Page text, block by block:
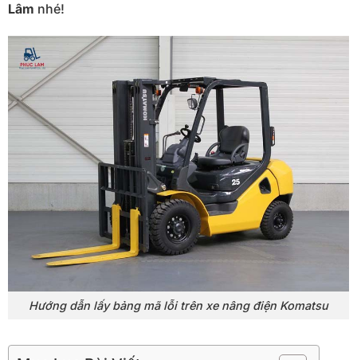
Lâm nhé!
Hướng dẫn lấy bảng mã lỗi trên xe nâng điện Komatsu